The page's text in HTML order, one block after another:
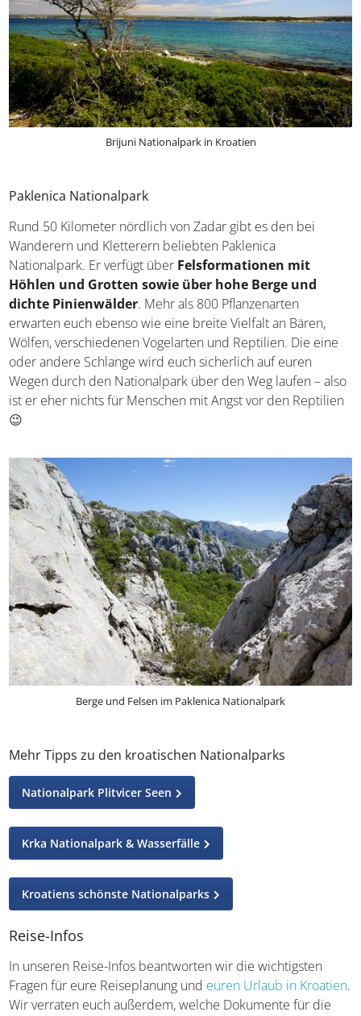
Brijuni Nationalpark in Kroatien
Paklenica Nationalpark
Rund 50 Kilometer nördlich von Zadar gibt es den bei
Wanderern und Kletterern beliebten Paklenica
Nationalpark. Er verfügt überFelsformationen mit
Höhlen und Grotten sowie über hohe Berge und
dichte Pinienwälder
Wölfen, verschiedenen Vogelarten und Reptilien. Die eine
oder andere Schlange wird euch sicherlich auf euren
Wegen durch den Nationalpark über den Weg laufen –
also ist er eher nichts für Menschen mit Angst vor den
Reptilien 😉
Berge und Felsen im Paklenica Nationalpark
Kroatiens schönste Nationalparks